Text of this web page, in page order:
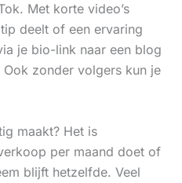
Met korte video’s
deelt of een ervaring
je bio-link naar een blog
zonder volgers kun je
maakt? Het is
per maand doet of
blijft hetzelfde. Veel